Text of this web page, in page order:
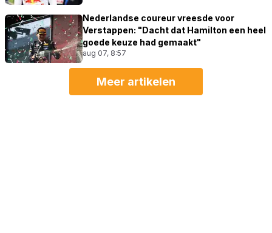
Nederlandse coureur vreesde voor
Verstappen: "Dacht dat Hamilton een heel
goede keuze had gemaakt"
aug 07, 8:57
Meer artikelen